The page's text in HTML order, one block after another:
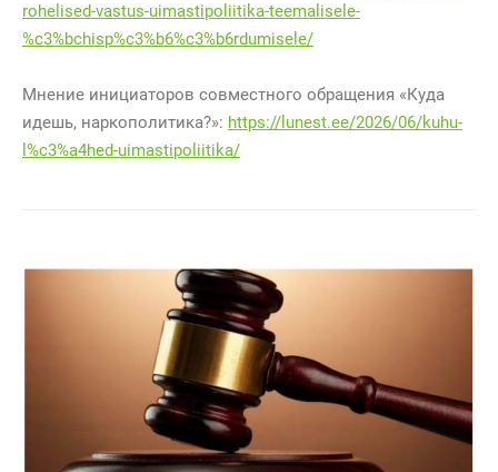
rohelised-vastus-uimastipoliitika-teemalisele-
%c3%bchisp%c3%b6%c3%b6rdumisele/
Мнение инициаторов совместного обращения «Куда
идешь, наркополитика?»: https://lunest.ee/2026/06/kuhu-
l%c3%a4hed-uimastipoliitika/